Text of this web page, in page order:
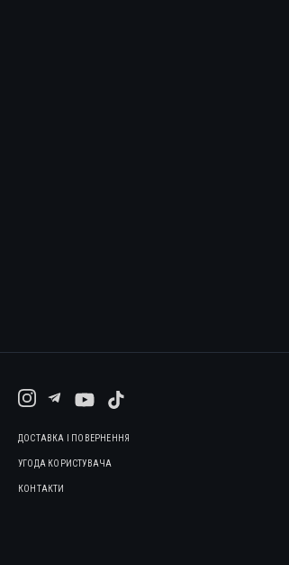
ДОСТАВКА І ПОВЕРНЕННЯ
УГОДА КОРИСТУВАЧА
КОНТАКТИ